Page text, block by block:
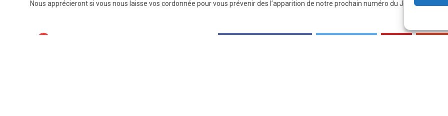
Nous apprécieront si vous nous laisse vos cordonnée pour vous prévenir des l’apparition de notre prochain numéro du Journal «
0